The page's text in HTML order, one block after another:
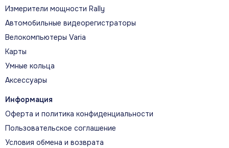
Что помогает прогрессировать
ЭКОНОМИЧНОСТЬ БЕГА
При подключении HRM 600 часы оценивают
экономичность бега по объёму тренировок,
Измерители мощности Rally
Автомобильные видеорегистраторы
Велокомпьютеры Varia
Карты
Умные кольца
Аксессуары
Информация
Оферта и политика конфиденциальности
Пользовательское соглашение
Условия обмена и возврата